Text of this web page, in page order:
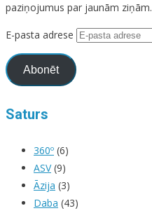
paziņojumus par jaunām ziņām.
E-pasta adrese
Abonēt
Saturs
360º (6)
ASV(9)
Āzija (3)
Daba (43)